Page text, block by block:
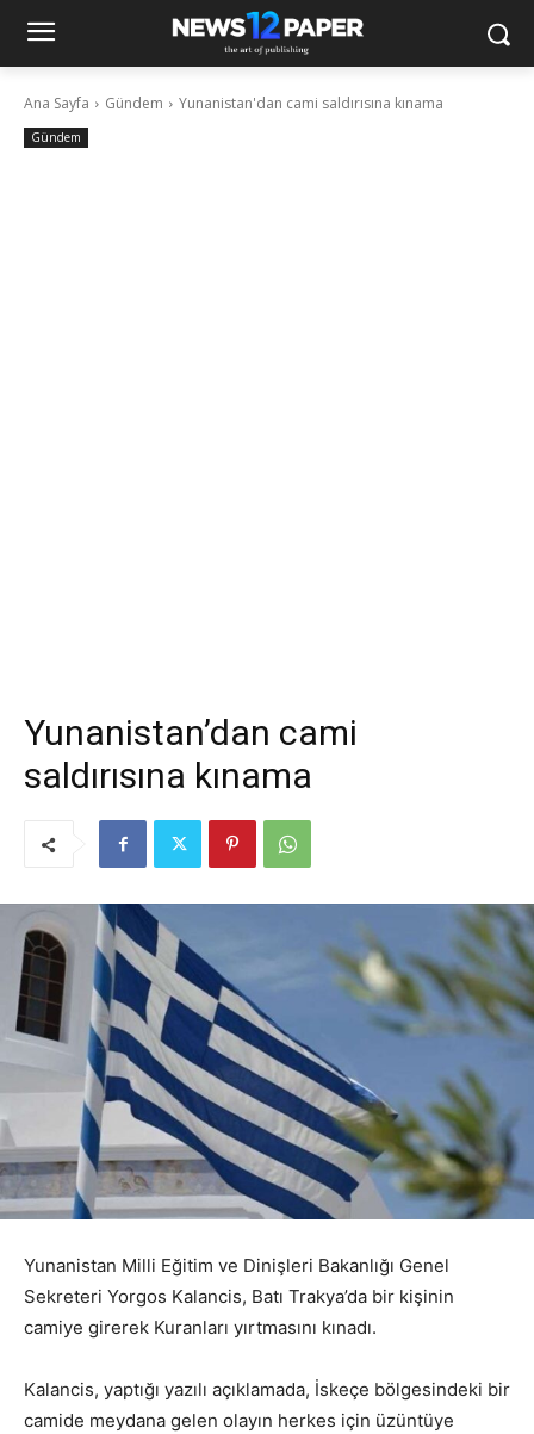
Ana Sayfa Gündem Yunanistan'dan cami saldırısına kınama
Gündem
Yunanistan’dan cami
saldırısına kınama
Yunanistan Milli Eğitim ve Dinişleri Bakanlığı Genel
Sekreteri Yorgos Kalancis, Batı Trakya’da bir kişinin
camiye girerek Kuranları yırtmasını kınadı.
Kalancis, yaptığı yazılı açıklamada, İskeçe bölgesindeki bir
camide meydana gelen olayın herkes için üzüntüye